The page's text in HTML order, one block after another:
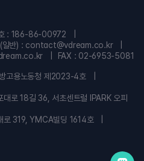
: 186-86-00972
(일반) : contact@vdream.co.kr
FAX : 02-6953-5081
고용노동청 제2023-4호
로 18길 36, 서초센트럴 IPARK 오피
로 319, YMCA빌딩 1614호